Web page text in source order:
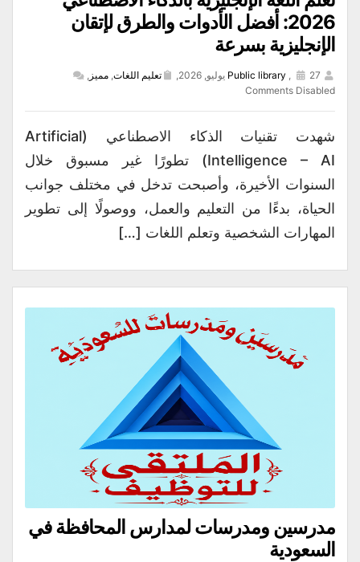
2026: أفضل الأدوات والطرق لإتقان
الإنجليزية بسرعة
Public library , 27 يوليو, 2026, تعليم اللغات, مميز ,
Comments Disabled
شهدت تقنيات الذكاء الاصطناعي (Artificial
Intelligence – AI) تطورًا غير مسبوق خلال
السنوات الأخيرة، وأصبحت تدخل في مختلف جوانب
الحياة، بدءًا من التعليم والعمل، ووصولًا إلى تطوير
المهارات الشخصية وتعلم اللغات […]
مدرسين ومدرسات لمدارس المحافظة في
السعودية